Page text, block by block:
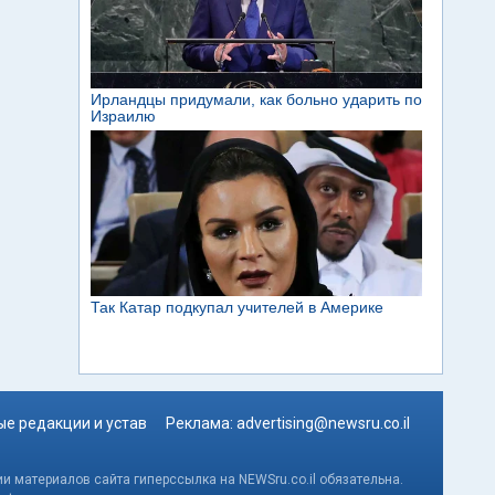
редакции и устав Реклама: advertising@newsru.co.il
сайта гиперссылка на NEWSru.co.il обязательна.